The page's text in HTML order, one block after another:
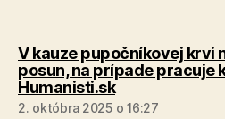
V kauze pupočníkovej krvi
posun, na prípade pracuje
Humanisti.skhovorí:
2. októbra 2025 o 16:27